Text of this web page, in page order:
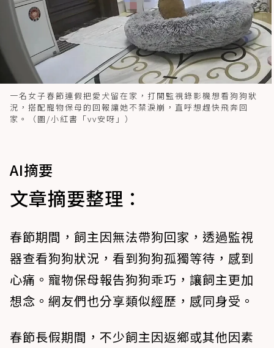
一名女子春節連假把愛犬留在家，打開監視錄影機想看狗狗狀
況，搭配寵物保母的回報讓她不禁淚崩，直呼想趕快飛奔回
家。（圖/小紅書「vv安呀」）
AI摘要
文章摘要整理：
春節期間，飼主因無法帶狗回家，透過監視
器查看狗狗狀況，看到狗狗孤獨等待，感到
心痛。寵物保母報告狗狗乖巧，讓飼主更加
想念。網友們也分享類似經歷，感同身受。
春節長假期間，不少飼主因返鄉或其他因素